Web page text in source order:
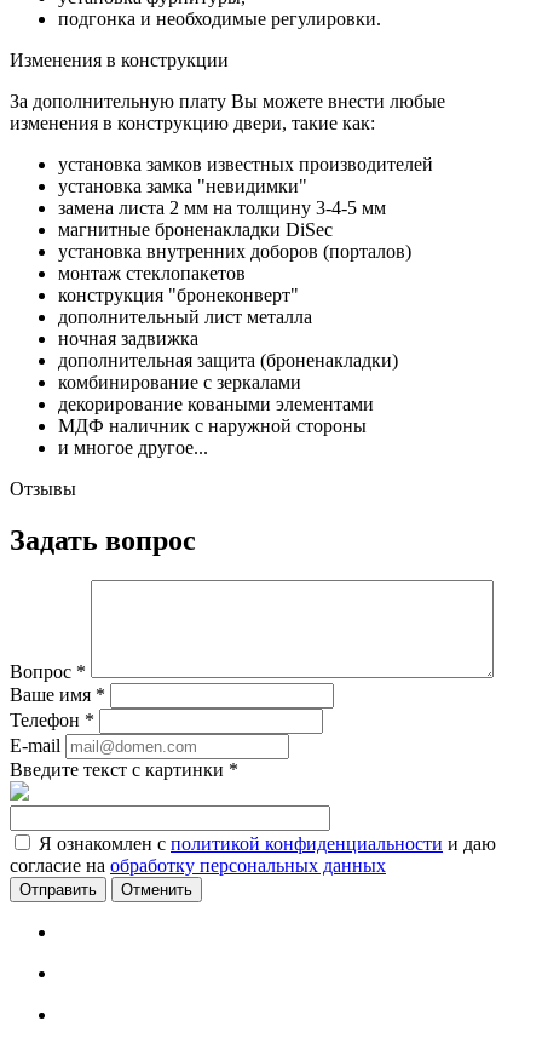
подгонка и необходимые регулировки.
Изменения в конструкции
За дополнительную плату Вы можете внести любые
изменения в конструкцию двери, такие как:
установка замков известных производителей
установка замка "невидимки"
замена листа 2 мм на толщину 3-4-5 мм
магнитные броненакладки DiSec
установка внутренних доборов (порталов)
монтаж стеклопакетов
конструкция "бронеконверт"
дополнительный лист металла
ночная задвижка
дополнительная защита (броненакладки)
комбинирование с зеркалами
декорирование коваными элементами
МДФ наличник с наружной стороны
и многое другое...
Отзывы
Задать вопрос
Вопрос *
Ваше имя *
Телефон *
E-mail
Введите текст с картинки *
Я ознакомлен с политикой конфиденциальности и даю
согласие на обработку персональных данных
Отменить